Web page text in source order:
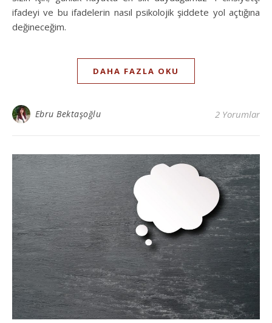
ifadeyi ve bu ifadelerin nasıl psikolojik şiddete yol açtığına
değineceğim.
DAHA FAZLA OKU
Ebru Bektaşoğlu 2 Yorumlar